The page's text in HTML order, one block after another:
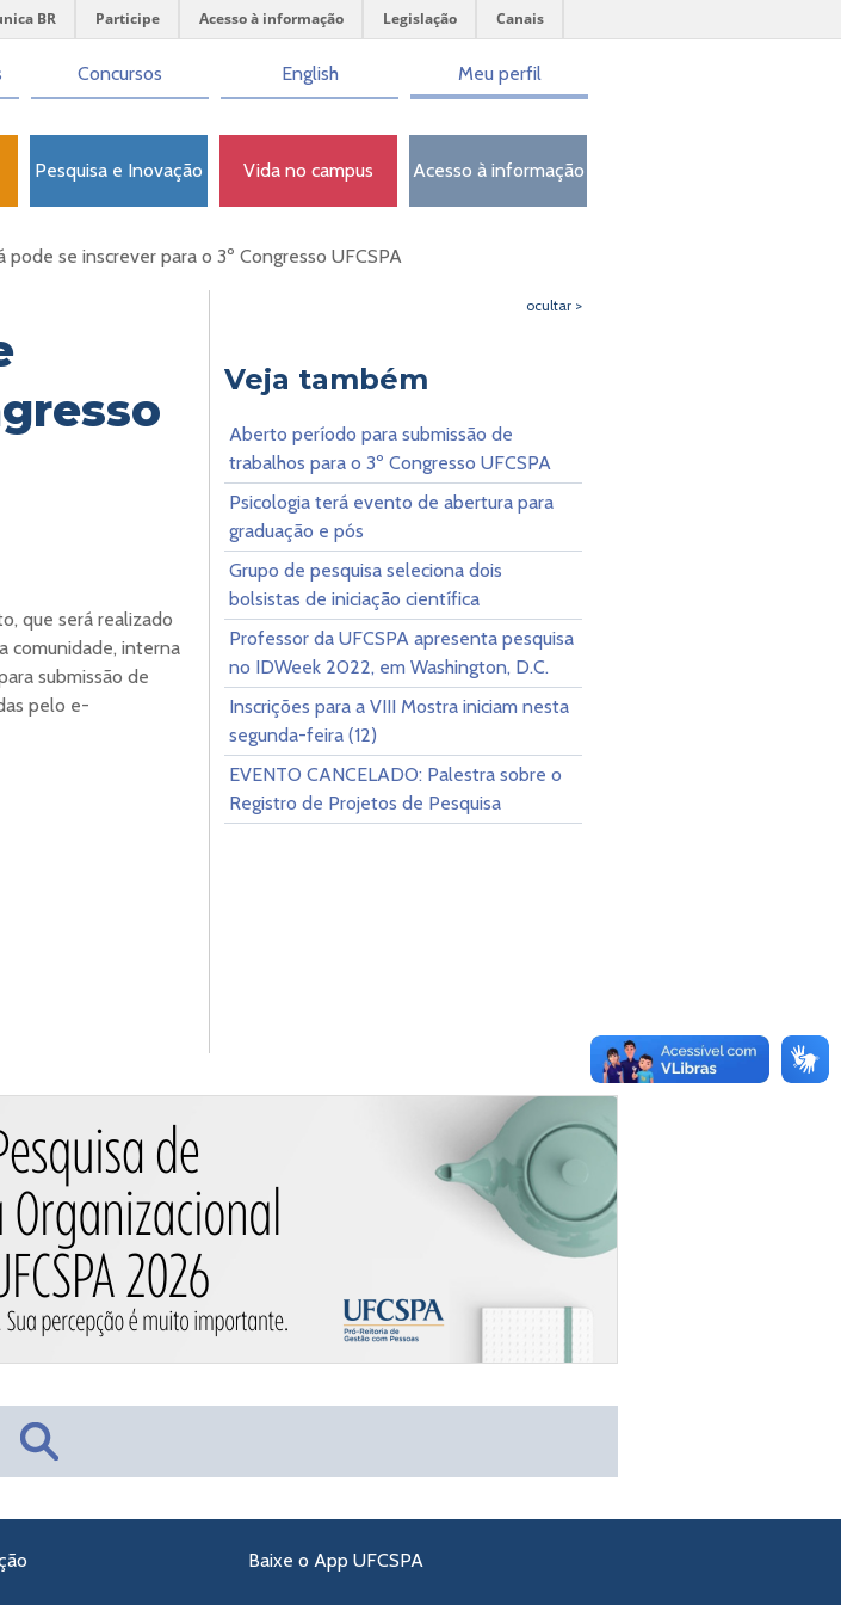
BR Participe Acesso à informação Legislação Canais
Concursos English Meu perfil
Pesquisa e Inovação Vida no campus Acesso à informação
pode se inscrever para o 3º Congresso UFCSPA
que será realizado
comunidade, interna
submissão de
pelo e-
ocultar >
Veja também
Aberto período para submissão de
trabalhos para o 3º Congresso UFCSPA
Psicologia terá evento de abertura para
graduação e pós
Grupo de pesquisa seleciona dois
bolsistas de iniciação científica
Professor da UFCSPA apresenta pesquisa
no IDWeek 2022, em Washington, D.C.
Inscrições para a VIII Mostra iniciam nesta
segunda-feira (12)
EVENTO CANCELADO: Palestra sobre o
Registro de Projetos de Pesquisa
Baixe o App UFCSPA